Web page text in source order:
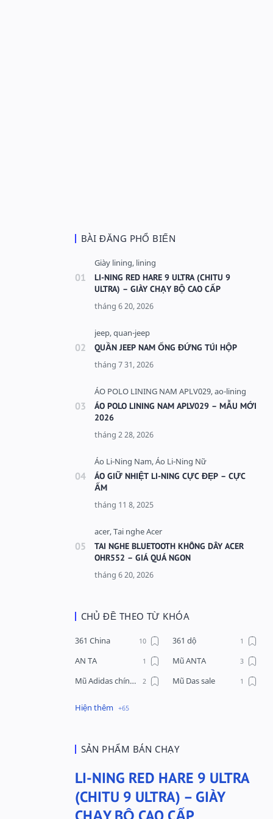
BÀI ĐĂNG PHỔ BIẾN
LI-NING RED HARE 9 ULTRA (CHITU 9
ULTRA) – GIÀY CHẠY BỘ CAO CẤP
QUẦN JEEP NAM ỐNG ĐỨNG TÚI HỘP
ÁO POLO LINING NAM APLV029 – MẪU MỚI
2026
ÁO GIỮ NHIỆT LI-NING CỰC ĐẸP – CỰC
ẤM
TAI NGHE BLUETOOTH KHÔNG DÂY ACER
OHR552 – GIÁ QUÁ NGON
CHỦ ĐỀ THEO TỪ KHÓA
361 China
361 dộ
AN TA
Mũ ANTA
Mũ Adidas chính hãng
Mũ Das sale
Phụ kiện Acer
Quần nỉ nam Lining
Quần short nam Lining
Remax
Sale giày Anta nữ
SẢN PHẨM BÁN CHẠY
LI-NING RED HARE 9 ULTRA
(CHITU 9 ULTRA) – GIÀY